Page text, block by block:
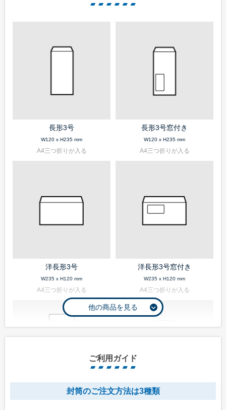
長形3号
W120 x H235 mm
A4三つ折りが入る
長形3号窓付き
W120 x H235 mm
A4三つ折りが入る
洋長形3号
W235 x H120 mm
A4三つ折りが入る
洋長形3号窓付き
W235 x H120 mm
A4三つ折りが入る
ご利用ガイド
封筒のご注文方法は3種類